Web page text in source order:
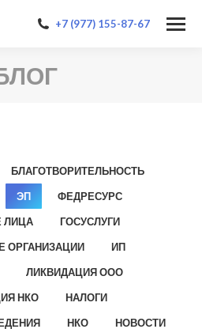
+7 (977) 155-87-67
БЛАГОТВОРИТЕЛЬНОСТЬ
ЭП
ФЕДРЕСУРС
ЛИЦА
ГОСУСЛУГИ
ОРГАНИЗАЦИИ
ИП
ЛИКВИДАЦИЯ ООО
НКО
НАЛОГИ
НКО
НОВОСТИ